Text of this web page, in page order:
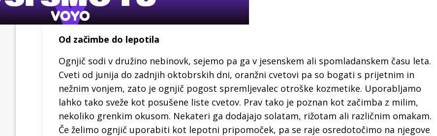
Od začimbe do lepotila
Ognjič sodi v družino nebinovk, sejemo pa ga v jesenskem ali spomladanskem času leta.
Cveti od junija do zadnjih oktobrskih dni, oranžni cvetovi pa so bogati s prijetnim in
nežnim vonjem, zato je ognjič pogost spremljevalec otroške kozmetike. Uporabljamo
lahko tako sveže kot posušene liste cvetov. Prav tako je poznan kot začimba z milim,
nekoliko grenkim okusom. Nekateri ga dodajajo solatam, rižotam ali različnim omakam.
Če želimo ognjič uporabiti kot lepotni pripomoček, pa se raje osredotočimo na njegove